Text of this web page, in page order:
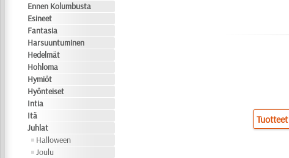
Ennen Kolumbusta
Esineet
Fantasia
Harsuuntuminen
Hedelmät
Hohloma
Hymiöt
Hyönteiset
Intia
Itä
Juhlat
Halloween
Joulu
Tuotteet